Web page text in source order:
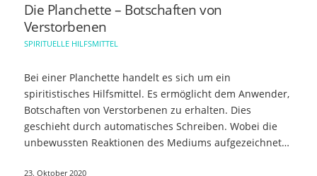
Die Planchette – Botschaften von
Verstorbenen
SPIRITUELLE HILFSMITTEL
Bei einer Planchette handelt es sich um ein
spiritistisches Hilfsmittel. Es ermöglicht dem Anwender,
Botschaften von Verstorbenen zu erhalten. Dies
geschieht durch automatisches Schreiben. Wobei die
unbewussten Reaktionen des Mediums aufgezeichnet…
23. Oktober 2020